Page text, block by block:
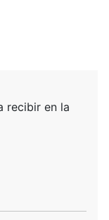
recibir en la